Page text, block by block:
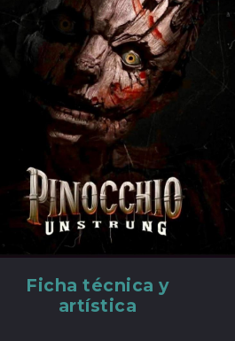
Ficha técnica y
artística